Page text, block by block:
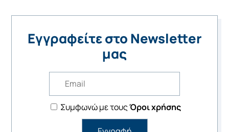
Εγγραφείτε στο Newsletter
μας
Συμφωνώ με τουςΌροι χρήσης